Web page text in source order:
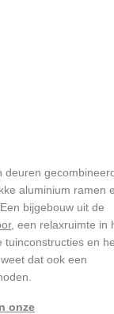
deuren
aluminium ramen
bijgebouw uit de
, een relaxruimte in
tuinconstructies en
dat ook een
onze